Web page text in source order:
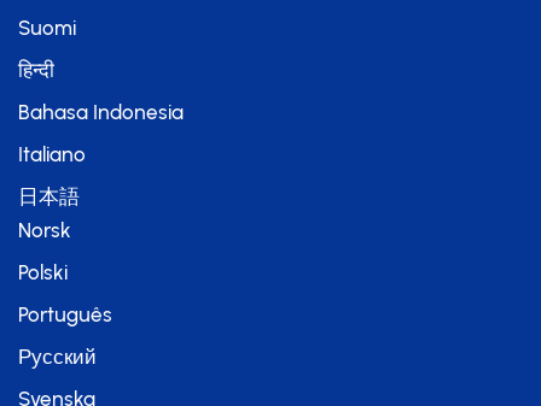
Suomi
हिन्दी
Bahasa Indonesia
Italiano
日本語
Norsk
Polski
Português
Русский
Svenska